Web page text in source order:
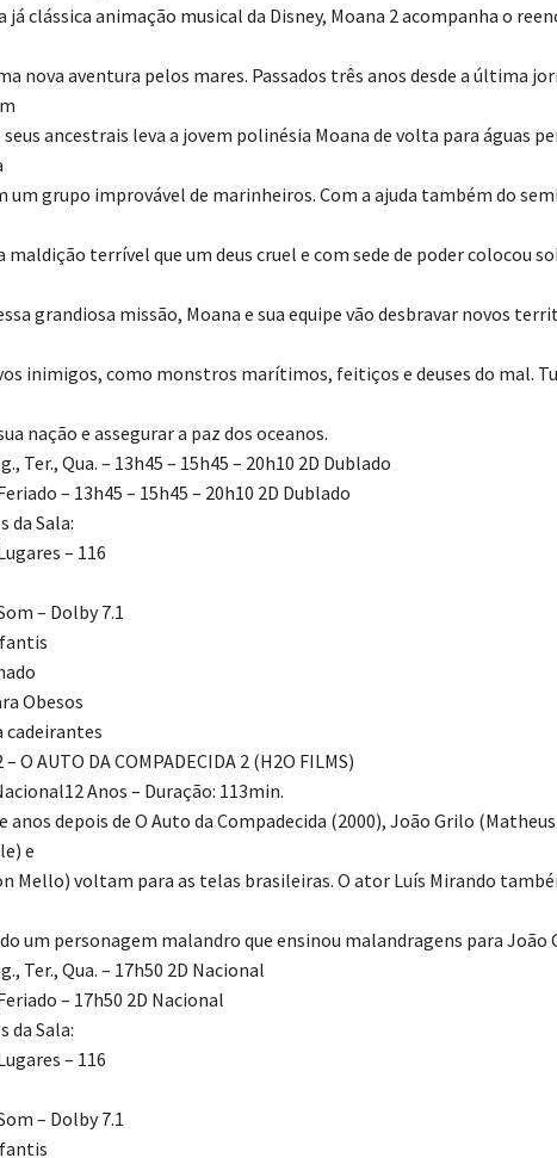
já clássica animação musical da Disney, Moana 2 acompanha o
nova aventura pelos mares. Passados três anos desde a última
ancestrais leva a jovem polinésia Moana de volta para águas
um grupo improvável de marinheiros. Com a ajuda também do
maldição terrível que um deus cruel e com sede de poder colocou
grandiosa missão, Moana e sua equipe vão desbravar novos
inimigos, como monstros marítimos, feitiços e deuses do mal.
nação e assegurar a paz dos oceanos.
Ter., Qua. – 13h45 – 15h45 – 20h10 2D Dublado
– 13h45 – 15h45 – 20h10 2D Dublado
da Sala:
– 116
– Dolby 7.1
Obesos
cadeirantes
– O AUTO DA COMPADECIDA 2 (H2O FILMS)
Anos – Duração: 113min.
anos depois de O Auto da Compadecida (2000), João Grilo (Matheus
e
Mello) voltam para as telas brasileiras. O ator Luís Mirando
um personagem malandro que ensinou malandragens para João
Ter., Qua. – 17h50 2D Nacional
– 17h50 2D Nacional
da Sala:
– 116
– Dolby 7.1